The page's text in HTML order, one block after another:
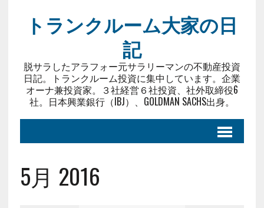
トランクルーム大家の日
記
脱サラしたアラフォー元サラリーマンの不動産投資
日記。トランクルーム投資に集中しています。企業
オーナ兼投資家。３社経営６社投資、社外取締役6
社。日本興業銀行（IBJ）、GOLDMAN SACHS出身。
5月 2016